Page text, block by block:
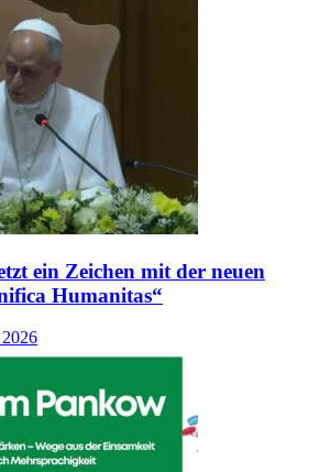
ein Zeichen mit der neuen
Humanitas“